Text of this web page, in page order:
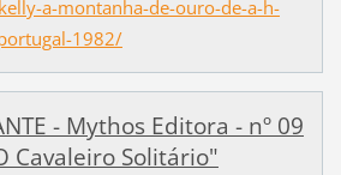
a-montanha-de-ouro-de-a-h-
1982/
- Mythos Editora - nº 09
Cavaleiro Solitário"